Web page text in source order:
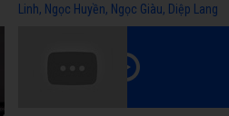
Linh, Ngọc Huyền, Ngọc Giàu, Diệp Lang